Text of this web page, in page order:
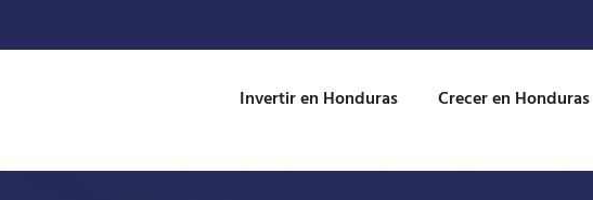
Invertir en Honduras Crecer en Honduras